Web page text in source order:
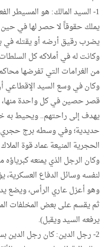
1- السيد المالك: هو المسيطر
يملك حقوقاً لا حصر لها في
يضرب رقيق أرضه أو يقتله في
وكانت له في أملاكه كل
من الغرامات التي تفرضها
وكان في وسع السيد الإقطاعي
قصر حصين في كل واحدة منها،
يهدف إلى راحتهم.. ويحيط
حديدية؛ وفي وسطه برج حجري
الحجرية المنيعة عماد قوة
وكان الرجل الذي يمنعه
لنفسه وسائل الدفاع
وهو أعزل عاري الرأس، ويضع
ثم يقسم على بعض المخلفات
يرفعه السيد ويقبل).
2- رجل الدين: كان رجل الدين